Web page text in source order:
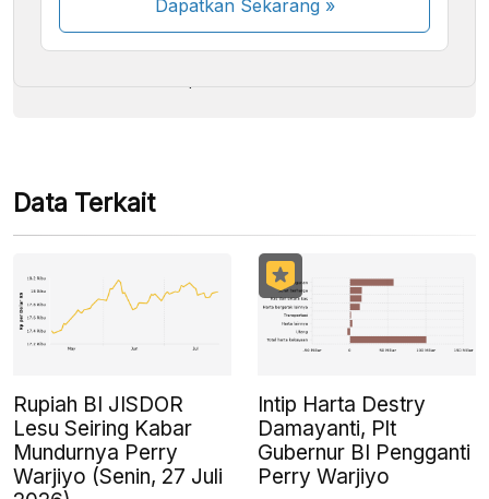
Dapatkan Sekarang»
Beberapa metode pembayaran masih dalam
Data Terkait
Rupiah BI JISDOR
Lesu Seiring Kabar
Mundurnya Perry
Warjiyo (Senin, 27 Juli
Intip Harta Destry
Damayanti, Plt
Gubernur BI Pengganti
Perry Warjiyo